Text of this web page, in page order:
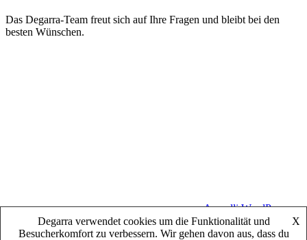
Das Degarra-Team freut sich auf Ihre Fragen und bleibt bei den
besten Wünschen.
Copyright © 2026 DEGARRA | Powered byAravalli WordPress
Degarra verwendet cookies um die Funktionalität und
Besucherkomfort zu verbessern. Wir gehen davon aus, dass du
X